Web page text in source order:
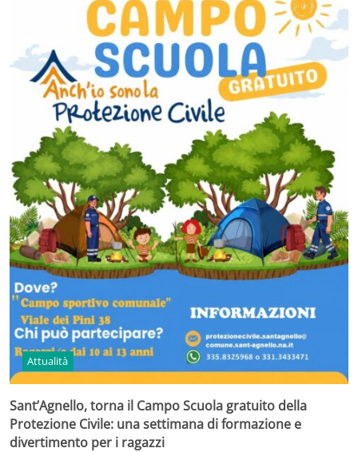
Attualità
Sant’Agnello, torna il Campo Scuola gratuito della
Protezione Civile: una settimana di formazione e
divertimento per i ragazzi